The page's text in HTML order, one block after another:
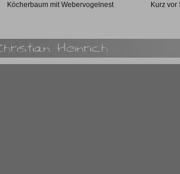
Köcherbaum mit Webervogelnest Kurz